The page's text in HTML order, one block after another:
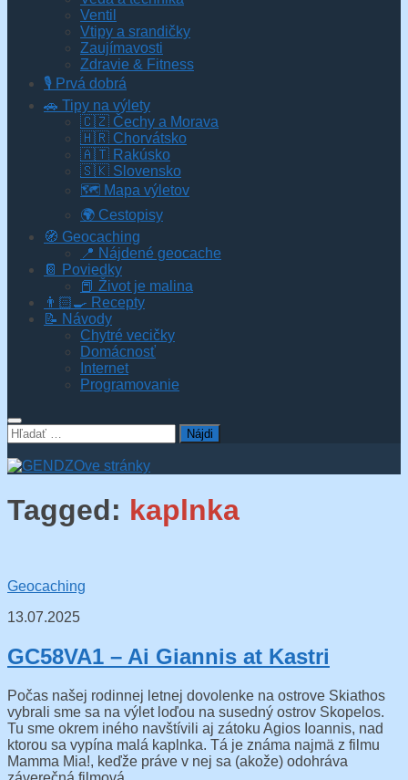
Ventil
Vtipy a srandičky
Zaujímavosti
Zdravie & Fitness
🎙️ Prvá dobrá
🚗 Tipy na výlety
🇨🇿 Čechy a Morava
🇭🇷 Chorvátsko
🇦🇹 Rakúsko
🇸🇰 Slovensko
🗺 Mapa výletov
🌍 Cestopisy
🧭 Geocaching
📍 Nájdené geocache
📔 Poviedky
📕 Život je malina
👨🏻‍🍳 Recepty
📝 Návody
Chytré vecičky
Domácnosť
Internet
Programovanie
Hľadať:
Tagged: kaplnka
Geocaching
13.07.2025
GC58VA1 – Ai Giannis at Kastri
Počas našej rodinnej letnej dovolenke na ostrove Skiathos
vybrali sme sa na výlet loďou na susedný ostrov Skopelos.
Tu sme okrem iného navštívili aj zátoku Agios Ioannis, nad
ktorou sa vypína malá kaplnka. Tá je známa najmä z filmu
Mamma Mia!, keďže práve v nej sa (akože) odohráva